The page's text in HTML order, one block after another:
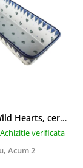
Tava chec Wild Hearts, ceramica smaltuita, pictata manual, 31,0 X 12,0 cm
Achizitie verificata
Acum 2